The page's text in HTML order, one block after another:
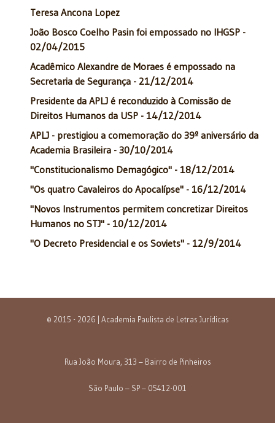
Teresa Ancona Lopez
João Bosco Coelho Pasin foi empossado no IHGSP -
02/04/2015
Acadêmico Alexandre de Moraes é empossado na
Secretaria de Segurança - 21/12/2014
Presidente da APLJ é reconduzido à Comissão de
Direitos Humanos da USP - 14/12/2014
APLJ - prestigiou a comemoração do 39º aniversário da
Academia Brasileira - 30/10/2014
"Constitucionalismo Demagógico" - 18/12/2014
"Os quatro Cavaleiros do Apocalípse" - 16/12/2014
"Novos Instrumentos permitem concretizar Direitos
Humanos no STJ" - 10/12/2014
"O Decreto Presidencial e os Soviets" - 12/9/2014
© 2015 - 2026 | Academia Paulista de Letras Jurídicas
Rua João Moura, 313 – Bairro de Pinheiros
São Paulo – SP – 05412-001